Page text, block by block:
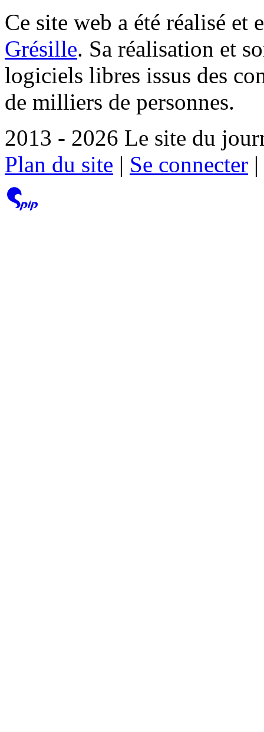
Ce site web a été réalisé et
Grésille. Sa réalisation et
logiciels libres issus des
de milliers de personnes.
2013 - 2026 Le site du
Plan du site | Se connecter |